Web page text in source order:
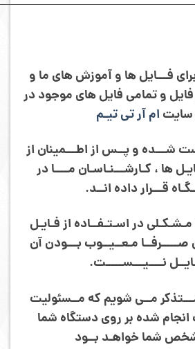
فـــایل ها و آموزش های ما و
فایل و تمامی فایل های موجود در
ام آر تی تیـم
شـــده و پــس از اطـــمینان از
ها ، کـارشـــنـاسـان مــــا در
قـــرار داده انــد.
در اسـتـفــاده از فـایـل
مـعــیــوب بـــودن آن
نــــیـــســـــت.
مـــتذکر مــی شویم که مــسئولیت
انجام شده بر روی دستگاه شما
شما خواهـد بــود